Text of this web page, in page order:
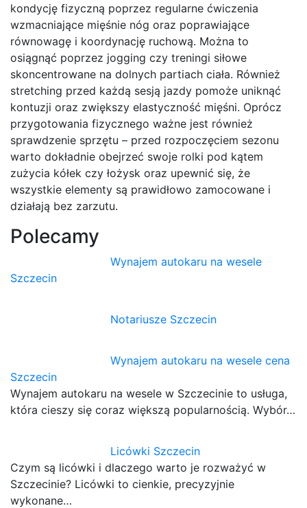
kondycję fizyczną poprzez regularne ćwiczenia
wzmacniające mięśnie nóg oraz poprawiające
równowagę i koordynację ruchową. Można to
osiągnąć poprzez jogging czy treningi siłowe
skoncentrowane na dolnych partiach ciała. Również
stretching przed każdą sesją jazdy pomoże uniknąć
kontuzji oraz zwiększy elastyczność mięśni. Oprócz
przygotowania fizycznego ważne jest również
sprawdzenie sprzętu – przed rozpoczęciem sezonu
warto dokładnie obejrzeć swoje rolki pod kątem
zużycia kółek czy łożysk oraz upewnić się, że
wszystkie elementy są prawidłowo zamocowane i
działają bez zarzutu.
Polecamy
Wynajem autokaru na wesele
Szczecin
Notariusze Szczecin
Wynajem autokaru na wesele cena
Szczecin
Wynajem autokaru na wesele w Szczecinie to usługa,
która cieszy się coraz większą popularnością. Wybór…
Licówki Szczecin
Czym są licówki i dlaczego warto je rozważyć w
Szczecinie? Licówki to cienkie, precyzyjnie
wykonane…